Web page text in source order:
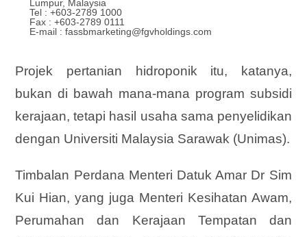
Lumpur, Malaysia
Tel : +603-2789 1000
Fax : +603-2789 0111
E-mail : fassbmarketing@fgvholdings.com
Projek pertanian hidroponik itu, katanya,
bukan di bawah mana-mana program subsidi
kerajaan, tetapi hasil usaha sama penyelidikan
dengan Universiti Malaysia Sarawak (Unimas).
Timbalan Perdana Menteri Datuk Amar Dr Sim
Kui Hian, yang juga Menteri Kesihatan Awam,
Perumahan dan Kerajaan Tempatan dan